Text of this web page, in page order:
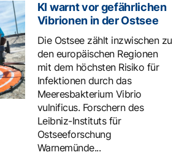
KI warnt vor gefährlichen
Vibrionen in der Ostsee
Die Ostsee zählt inzwischen zu
den europäischen Regionen
mit dem höchsten Risiko für
Infektionen durch das
Meeresbakterium Vibrio
vulnificus. Forschern des
Leibniz-Instituts für
Ostseeforschung
Warnemünde...